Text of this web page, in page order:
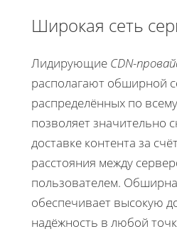
Широкая сеть
Лидирующие CDN-
располагают обширной
распределённых по
позволяет значительно
доставке контента за
расстояния между
пользователем.
обеспечивает высокую
надёжность в любой